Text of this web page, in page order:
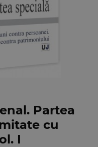
Partea
cu
I